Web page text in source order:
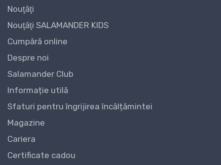
Nouţăţi
Nouţăţi SALAMANDER KIDS
Cumpără online
Despre noi
Salamander Club
Informație utilă
Sfaturi pentru îngrijirea încălțămintei
Magazine
Cariera
Certificate cadou